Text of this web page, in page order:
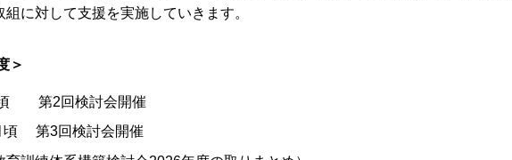
組に対して支援を実施していきます。
＞
第2回検討会開催
頃 第3回検討会開催